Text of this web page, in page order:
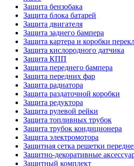
Защита бензобака
Защита блока батарей
Защита двигателя
Защита заднего бампера
Защита картера и коробки
Защита кислородного датчика
Защита КПП
Защита переднего бампера
Защита передних фар
Защита радиатора
Защита раздаточной коробки
Защита редуктора
Защита рулевой рейки
Защита топливных трубок
Защита трубок кондиционера
Защита электромотора
Защитная сетка решетки
Защитно-декоративные
Защитный комплект